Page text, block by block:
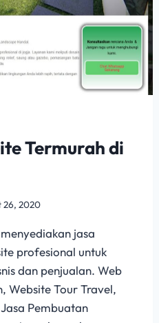
Termurah di
26, 2020
jasa
profesional untuk
dan penjualan. Web
Website Tour Travel,
Pembuatan